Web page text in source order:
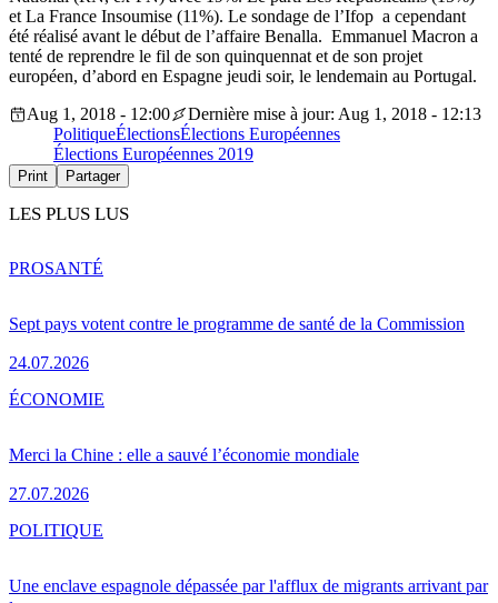
et La France Insoumise (11%). Le sondage de l’Ifop a cependant
été réalisé avant le début de l’affaire Benalla. Emmanuel Macron a
tenté de reprendre le fil de son quinquennat et de son projet
européen, d’abord en Espagne jeudi soir, le lendemain au Portugal.
Aug 1, 2018 - 12:00
Dernière mise à jour: Aug 1, 2018 - 12:13
PolitiqueÉlectionsÉlections Européennes
Élections Européennes 2019
Print Partager
LES PLUS LUS
Sept pays votent contre le programme de santé de la Commission
24.07.2026
PROSANTÉ
Merci la Chine : elle a sauvé l’économie mondiale
27.07.2026
ÉCONOMIE
Une enclave espagnole dépassée par l'afflux de migrants arrivant par
POLITIQUE